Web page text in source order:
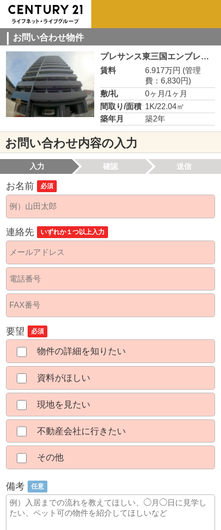
お問い合わせ物件
プレサンス東三国エンブレイス
賃料 6.917万円 (管理
費：6,830円)
敷/礼
0ヶ月/1ヶ月
間取り/面積 1K/22.04㎡
築年月
築2年
お問い合わせ内容の入力
入力 確認 送信
お名前 必須
連絡先 いずれか１つ以上入力
要望 必須
物件の詳細を知りたい
資料がほしい
現地を見たい
不動産会社に行きたい
その他
備考 任意